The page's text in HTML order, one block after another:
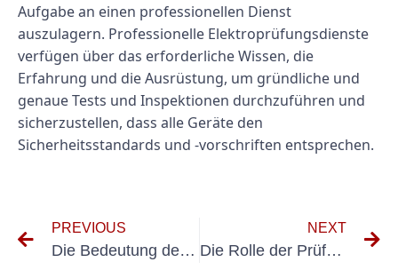
Aufgabe an einen professionellen Dienst
auszulagern. Professionelle Elektroprüfungsdienste
verfügen über das erforderliche Wissen, die
Erfahrung und die Ausrüstung, um gründliche und
genaue Tests und Inspektionen durchzuführen und
sicherzustellen, dass alle Geräte den
Sicherheitsstandards und -vorschriften entsprechen.
PREVIOUS
Die Bedeutung der UVV-Prüfung in Porta Westfalica verstehen
NEXT
Die Rolle der Prüfung nach DGUV 3 bei der Vermeidung von Arbeitsunfällen